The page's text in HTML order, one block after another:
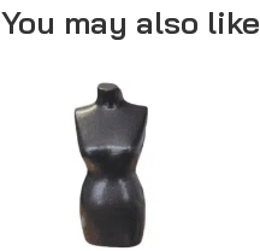
You may also like